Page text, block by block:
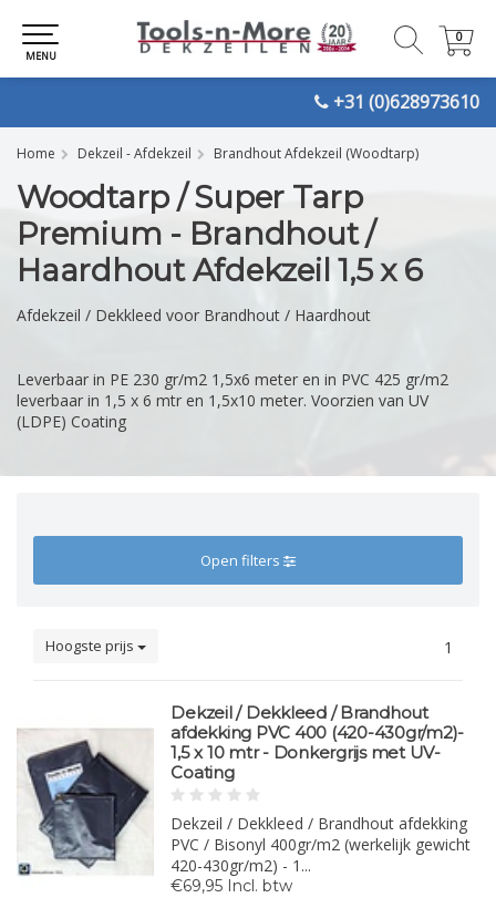
+31 (0)628973610
0
0
MENU
Home Dekzeil - Afdekzeil Brandhout Afdekzeil (Woodtarp)
Woodtarp / Super Tarp
Premium - Brandhout /
Haardhout Afdekzeil 1,5 x 6
Afdekzeil / Dekkleed voor Brandhout / Haardhout
Leverbaar in PE 230 gr/m2 1,5x6 meter en in PVC 425 gr/m2
leverbaar in 1,5 x 6 mtr en 1,5x10 meter. Voorzien van UV
(LDPE) Coating
Open filters
Hoogste prijs 1
Dekzeil / Dekkleed / Brandhout
afdekking PVC 400 (420-430gr/m2)-
1,5 x 10 mtr - Donkergrijs met UV-
Coating
Dekzeil / Dekkleed / Brandhout afdekking
PVC / Bisonyl 400gr/m2 (werkelijk gewicht
420-430gr/m2) - 1...
€69,95 Incl. btw